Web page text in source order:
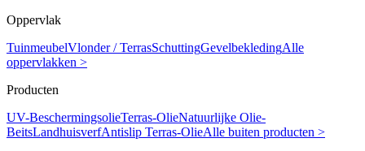
Oppervlak
TuinmeubelVlonder / TerrasSchuttingGevelbekledingAlle
oppervlakken >
Producten
UV-BeschermingsolieTerras-OlieNatuurlijke Olie-
BeitsLandhuisverfAntislip Terras-OlieAlle buiten producten >